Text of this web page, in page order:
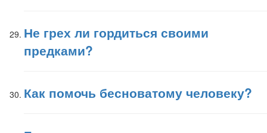
Не грех ли гордиться своими
предками?
Как помочь бесноватому человеку?